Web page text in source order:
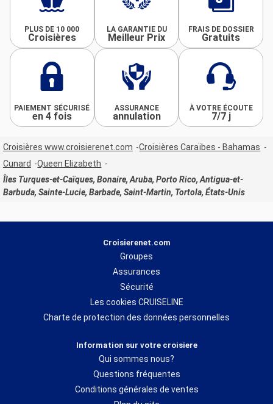
PLUS DE 10 000
Croisières
LA GARANTIE DU
Meilleur Prix
FRAIS DE DOSSIER
Gratuits
PAIEMENT SÉCURISÉ
en 4 fois
ASSURANCE
annulation
À VOTRE ÉCOUTE
7/7 j
Croisières www.croisierenet.com
Croisières Caraïbes - Bahamas
Cunard
Queen Elizabeth
Îles Turques-et-Caïques, Bonaire, Aruba, Porto Rico, Antigua-et-
Barbuda, Sainte-Lucie, Barbade, Saint-Martin, Tortola, États-Unis
Croisierenet.com
Groupes
Assurances
Sécurité
Les cookies CRUISELINE
Charte de protection des données personnelles
Information sur votre croisiere
Qui sommes nous?
Questions fréquentes
Conditions générales de ventes